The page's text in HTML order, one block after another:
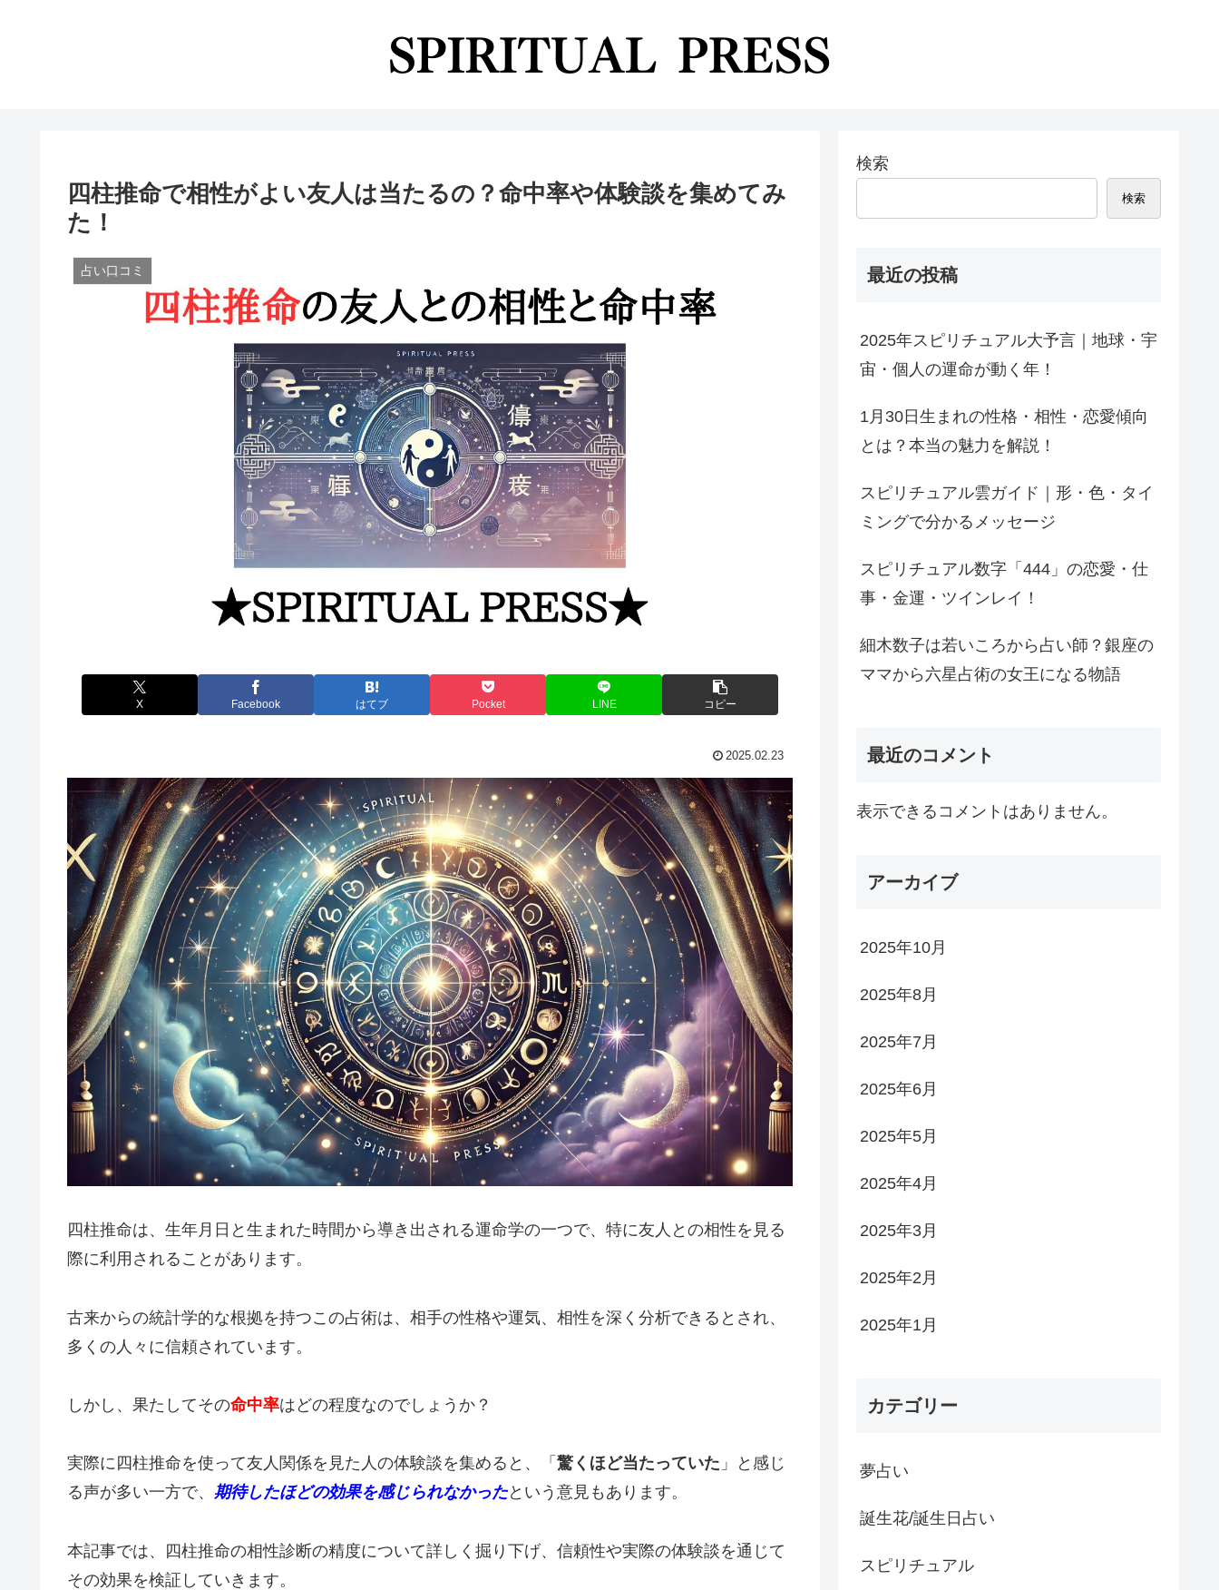
四柱推命で相性がよい友人は当たるの？命中率や体験談を集めてみ
た！
占い口コミ
X Facebook はてブ Pocket LINE コピー
2025.02.23
四柱推命は、生年月日と生まれた時間から導き出される運命学の一つで、特に友人との相性を見る
際に利用されることがあります。
古来からの統計学的な根拠を持つこの占術は、相手の性格や運気、相性を深く分析できるとされ、
多くの人々に信頼されています。
しかし、果たしてその命中率はどの程度なのでしょうか？
実際に四柱推命を使って友人関係を見た人の体験談を集めると、「 驚くほど当たっていた 」と感じ
る声が多い一方で、 期待したほどの効果を感じられなかったという意見もあります。
本記事では、四柱推命の相性診断の精度について詳しく掘り下げ、信頼性や実際の体験談を通じて
その効果を検証していきます。
検索
検索
最近の投稿
2025年スピリチュアル大予言｜地球・宇
宙・個人の運命が動く年！
1月30日生まれの性格・相性・恋愛傾向
とは？本当の魅力を解説！
スピリチュアル雲ガイド｜形・色・タイ
ミングで分かるメッセージ
スピリチュアル数字「444」の恋愛・仕
事・金運・ツインレイ！
細木数子は若いころから占い師？銀座の
ママから六星占術の女王になる物語
最近のコメント
表示できるコメントはありません。
アーカイブ
2025年10月
2025年8月
2025年7月
2025年6月
2025年5月
2025年4月
2025年3月
2025年2月
2025年1月
カテゴリー
夢占い
誕生花/誕生日占い
スピリチュアル